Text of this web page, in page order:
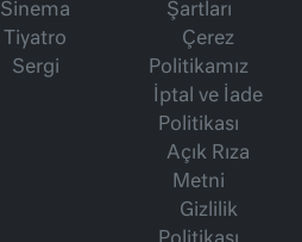
Sinema
Tiyatro
Sergi
Şartları
Çerez
Politikamız
İptal ve İade
Politikası
Açık Rıza
Metni
Gizlilik